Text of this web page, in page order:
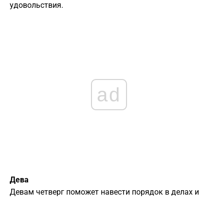
удовольствия.
ad
Дева
Девам четверг поможет навести порядок в делах и